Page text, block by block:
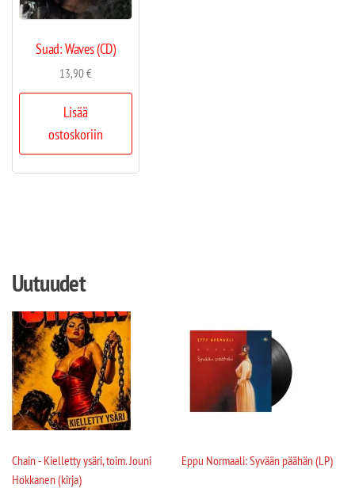
Suad: Waves (CD)
13,90€
Lisää
ostoskoriin
Uutuudet
Chain - Kielletty ysäri, toim. Jouni
Hokkanen (kirja)
Eppu Normaali: Syvään päähän (LP)